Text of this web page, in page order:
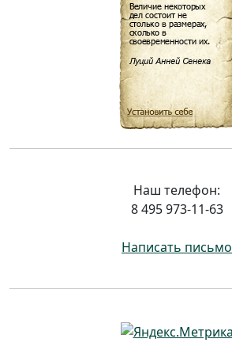
Наш телефон:
8 495 973-11-63
Написать письмо